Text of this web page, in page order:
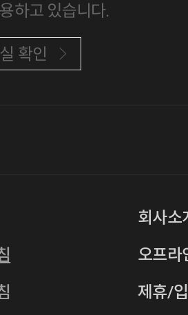
하고 있습니다.
확인
서울중구-0149
중구 다산로14길 12 (신당
회사소
오프라
제휴/